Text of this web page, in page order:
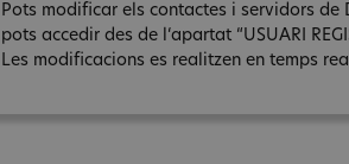
Pots modificar els contactes i servidors
pots accedir des de l‘apartat “USUARI
Les modificacions es realitzen en temps